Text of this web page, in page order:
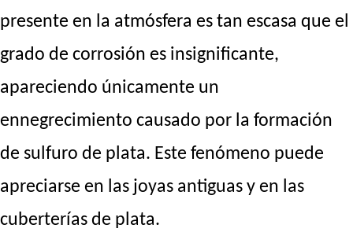
presente en la atmósfera es tan escasa que el
grado de corrosión es insignificante,
apareciendo únicamente un
ennegrecimiento causado por la formación
de sulfuro de plata. Este fenómeno puede
apreciarse en las joyas antiguas y en las
cuberterías de plata.